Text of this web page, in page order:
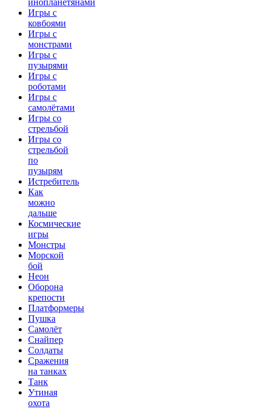
инопланетянами
Игры с
ковбоями
Игры с
монстрами
Игры с
пузырями
Игры с
роботами
Игры с
самолётами
Игры со
стрельбой
Игры со
стрельбой
по
пузырям
Истребитель
Как
можно
дальше
Космические
игры
Монстры
Морской
бой
Неон
Оборона
крепости
Платформеры
Пушка
Самолёт
Снайпер
Солдаты
Сражения
на танках
Танк
Утиная
охота